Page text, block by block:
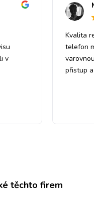
v
Kvalita
telefon
přistup
těchto firem